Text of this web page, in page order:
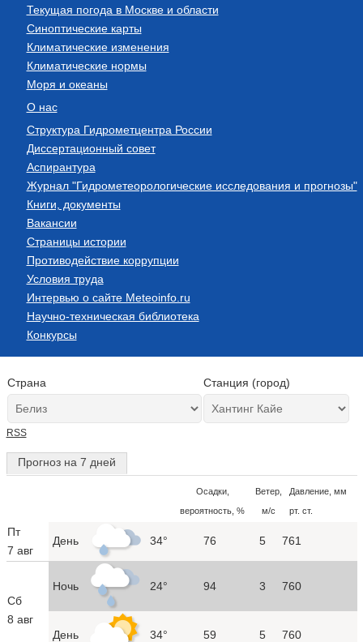
Текущая погода в Москве и области
Синоптические карты
Климатические изменения
Климатические нормы
Моря и океаны
О нас
Структура Гидрометцентра России
Диссертационный совет
Аспирантура
Журнал "Гидрометеорологические исследования и прогнозы"
Книги, документы
Вакансии
Страницы истории
Противодействие коррупции
Условия труда
Интервью о сайте Meteoinfo.ru
Научно-техническая библиотека
Конкурсы
Страна Станция (город)
RSS
Прогноз на 7 дней
Осадки,
вероятность, %
Ветер,
м/с
Давление, мм
рт. ст.
Пт
7 авг
День 34° 76 5 761
Сб
8 авг
Ночь 24° 94 3 760
День 34° 59 5 760